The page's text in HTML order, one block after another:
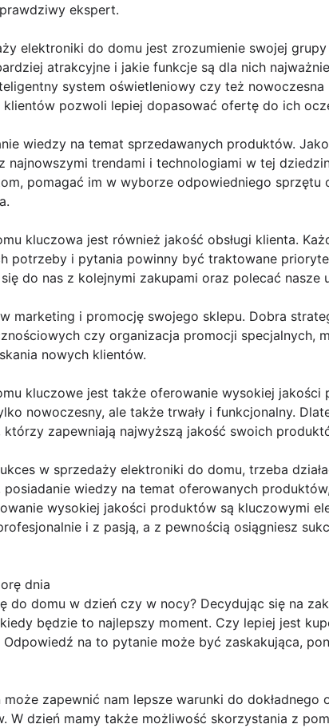
ekspert.
elektroniki do domu jest zrozumienie swojej
atrakcyjne i jakie funkcje są dla nich
system oświetleniowy czy też
pozwoli lepiej dopasować ofertę do ich
wiedzy na temat sprzedawanych produktów.
najnowszymi trendami i technologiami w tej
pomagać im w wyborze odpowiedniego sprzętu
kluczowa jest również jakość obsługi klienta.
potrzeby i pytania powinny być traktowane
do nas z kolejnymi zakupami oraz polecać nasze
marketing i promocję swojego sklepu. Dobra
czy organizacja promocji specjalnych,
nowych klientów.
kluczowe jest także oferowanie wysokiej jakości
nowoczesny, ale także trwały i funkcjonalny.
zapewniają najwyższą jakość swoich
w sprzedaży elektroniki do domu, trzeba
wiedzy na temat oferowanych
wysokiej jakości produktów są kluczowymi
i z pasją, a z pewnością osiągniesz
dnia
do domu w dzień czy w nocy? Decydując się na
będzie to najlepszy moment. Czy lepiej jest
na to pytanie może być zaskakująca,
zapewnić nam lepsze warunki do dokładnego
W dzień mamy także możliwość skorzystania z